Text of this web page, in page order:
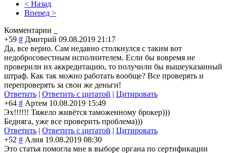
< Назад
Вперед >
Комментарии
+59 # Дмитрий 09.08.2019 21:17
Да, все верно. Сам недавно столкнулся с таким вот
недобросовестным исполнителем. Если бы вовремя не
проверили их аккредитацию, то получили бы вышеуказанный
штраф. Как так можно работать вообще? Все проверять и
перепроверять за свои же деньги!
Ответить | Ответить с цитатой | Цитировать
+64 # Артем 10.08.2019 15:49
Эх!!!!!! Тяжело живётся таможенному брокер)))
Бедняга, уже все проверить проблема)))
Ответить | Ответить с цитатой | Цитировать
+52 # Алия 19.08.2019 08:30
Это статья помогла мне в выборе органа по сертификации